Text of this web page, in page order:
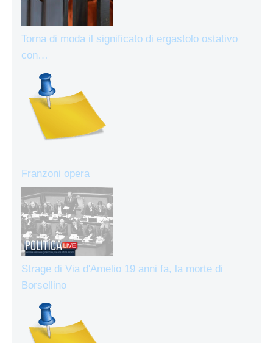
Torna di moda il significato di ergastolo ostativo
con…
Franzoni opera
Strage di Via d'Amelio 19 anni fa, la morte di
Borsellino